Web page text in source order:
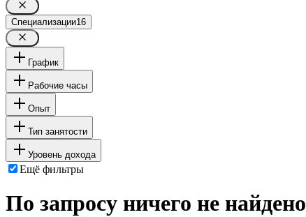
Специализации16
График
Рабочие часы
Опыт
Тип занятости
Уровень дохода
Ещё фильтры
По запросу ничего не найдено